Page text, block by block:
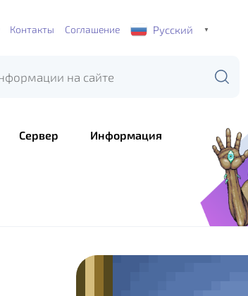
Контакты Соглашение Русский ▼
Сервер Информация